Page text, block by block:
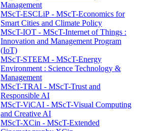
Management
MScT-ESCLiP - MScT-Economics for
Smart Cities and Climate Policy
MScT-IOT - MScT-Internet of Things :
Innovation and Management Program
(IoT)
MScT-STEEM - MScT-Energy
Environment : Science Technology &
Management
MScT-TRAI - MScT-Trust and
Responsible AI
MScT-ViCAI - MScT-Visual Computing
and Creative AI
MScT-XCin - MScT-Extended